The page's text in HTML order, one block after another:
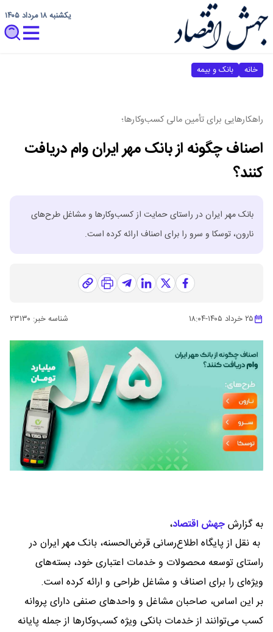
یکشنبه ۱۸ مرداد ۱۴۰۵
خانه بانک و بیمه
راهکارهایی برای تأمین مالی کسب‌وکارها؛
اصناف چگونه از بانک مهر ایران وام دریافت
کنند؟
بانک مهر ایران در راستای حمایت از کسب‌وکارها و مشاغل طرح‌های
نارون، توسکا و سرو را برای اصناف ارائه کرده است.
۲۵ خرداد ۱۴۰۵ -۱۸:۰۴ شناسه خبر: ۲۳۱۳۰
به گزارشجهش اقتصاد،
به نقل از پایگاه اطلاع‌رسانی قرض‌الحسنه، بانک مهر ایران در
راستای توسعه محصولات و خدمات اعتباری خود، بسته‌های
ویژه‌ای را برای اصناف و مشاغل طراحی و ارائه کرده است.
بر این اساس، صاحبان مشاغل و واحدهای صنفی دارای پروانه
کسب می‌توانند از خدمات بانکی ویژه کسب‌وکارها از جمله پایانه